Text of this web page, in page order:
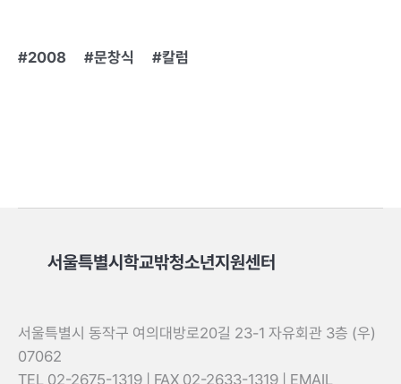
2008 문창식 칼럼
서울특별시학교밖청소년지원센터
서울특별시 동작구 여의대방로20길 23-1 자유회관 3층 (우)
07062
TEL 02-2675-1319 | FAX 02-2633-1319 | EMAIL